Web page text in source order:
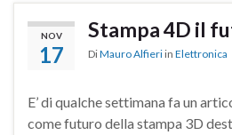
NOV
17
Stampa 4D il
DiMauro Alfieri in Elettronica
E’ di qualche settimana fa un
come futuro della stampa 3D